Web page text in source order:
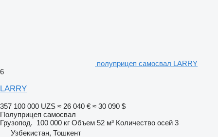
полуприцеп самосвал LARRY
6
LARRY
357 100 000 UZS ≈ 26 040 € ≈ 30 090 $
Полуприцеп самосвал
Грузопод. 100 000 кг Объем 52 м³ Количество осей 3
Узбекистан, Тошкент